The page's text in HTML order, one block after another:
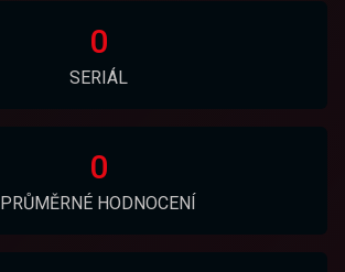
0
SERIÁL
0
PRŮMĚRNÉ HODNOCENÍ